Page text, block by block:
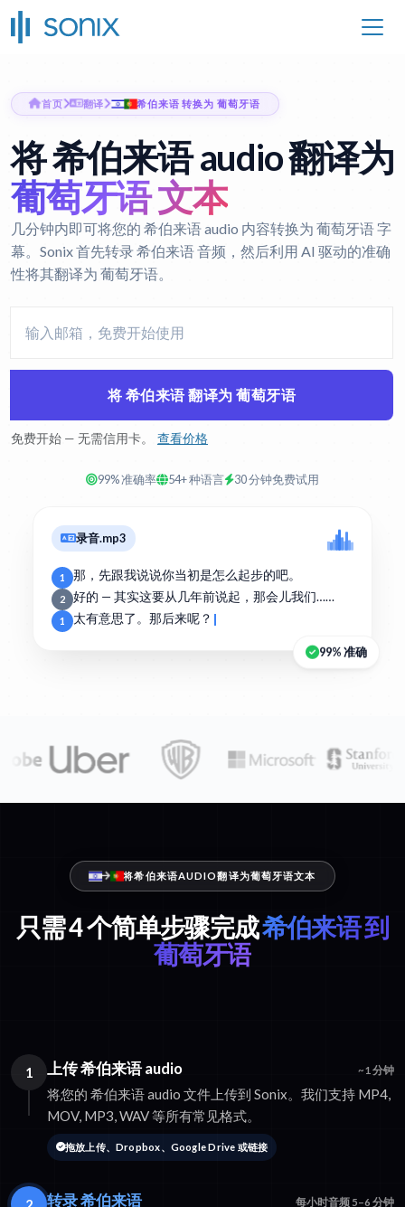
首页 翻译 希伯来语 转换为 葡萄牙语
将 希伯来语 audio 翻译为
葡萄牙语 文本
几分钟内即可将您的 希伯来语 audio 内容转换为 葡萄牙语 字
幕。Sonix 首先转录 希伯来语 音频，然后利用 AI 驱动的准确
性将其翻译为 葡萄牙语。
将 希伯来语 翻译为 葡萄牙语
免费开始 — 无需信用卡。 查看价格
99% 准确率 54+ 种语言 30 分钟免费试用
录音.mp3
1 那，先跟我说说你当初是怎么起步的吧。
2 好的 — 其实这要从几年前说起，那会儿我们……
1 太有意思了。那后来呢？
99% 准确
将希伯来语AUDIO翻译为葡萄牙语文本
只需 4 个简单步骤完成希伯来语 到
葡萄牙语
1 上传 希伯来语 audio ~1 分钟
将您的 希伯来语 audio 文件上传到 Sonix。我们支持 MP4,
MOV, MP3, WAV 等所有常见格式。
拖放上传、Dropbox、Google Drive 或链接
转录 希伯来语 每小时音频 5–6 分钟